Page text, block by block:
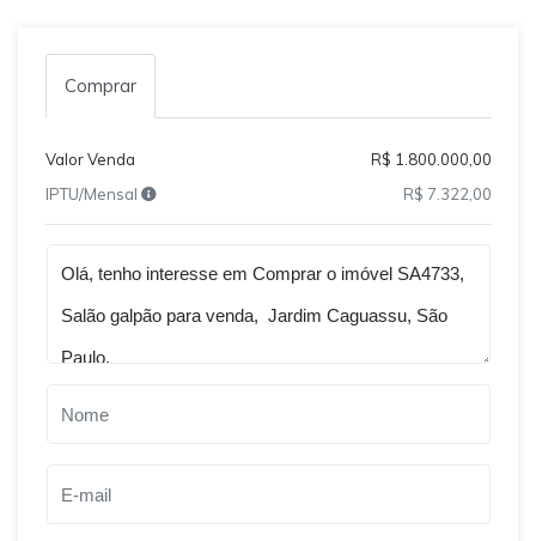
Comprar
Valor Venda
R$ 1.800.000,00
IPTU/Mensal
R$ 7.322,00